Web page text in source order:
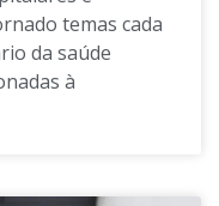
temas cada
da saúde
à